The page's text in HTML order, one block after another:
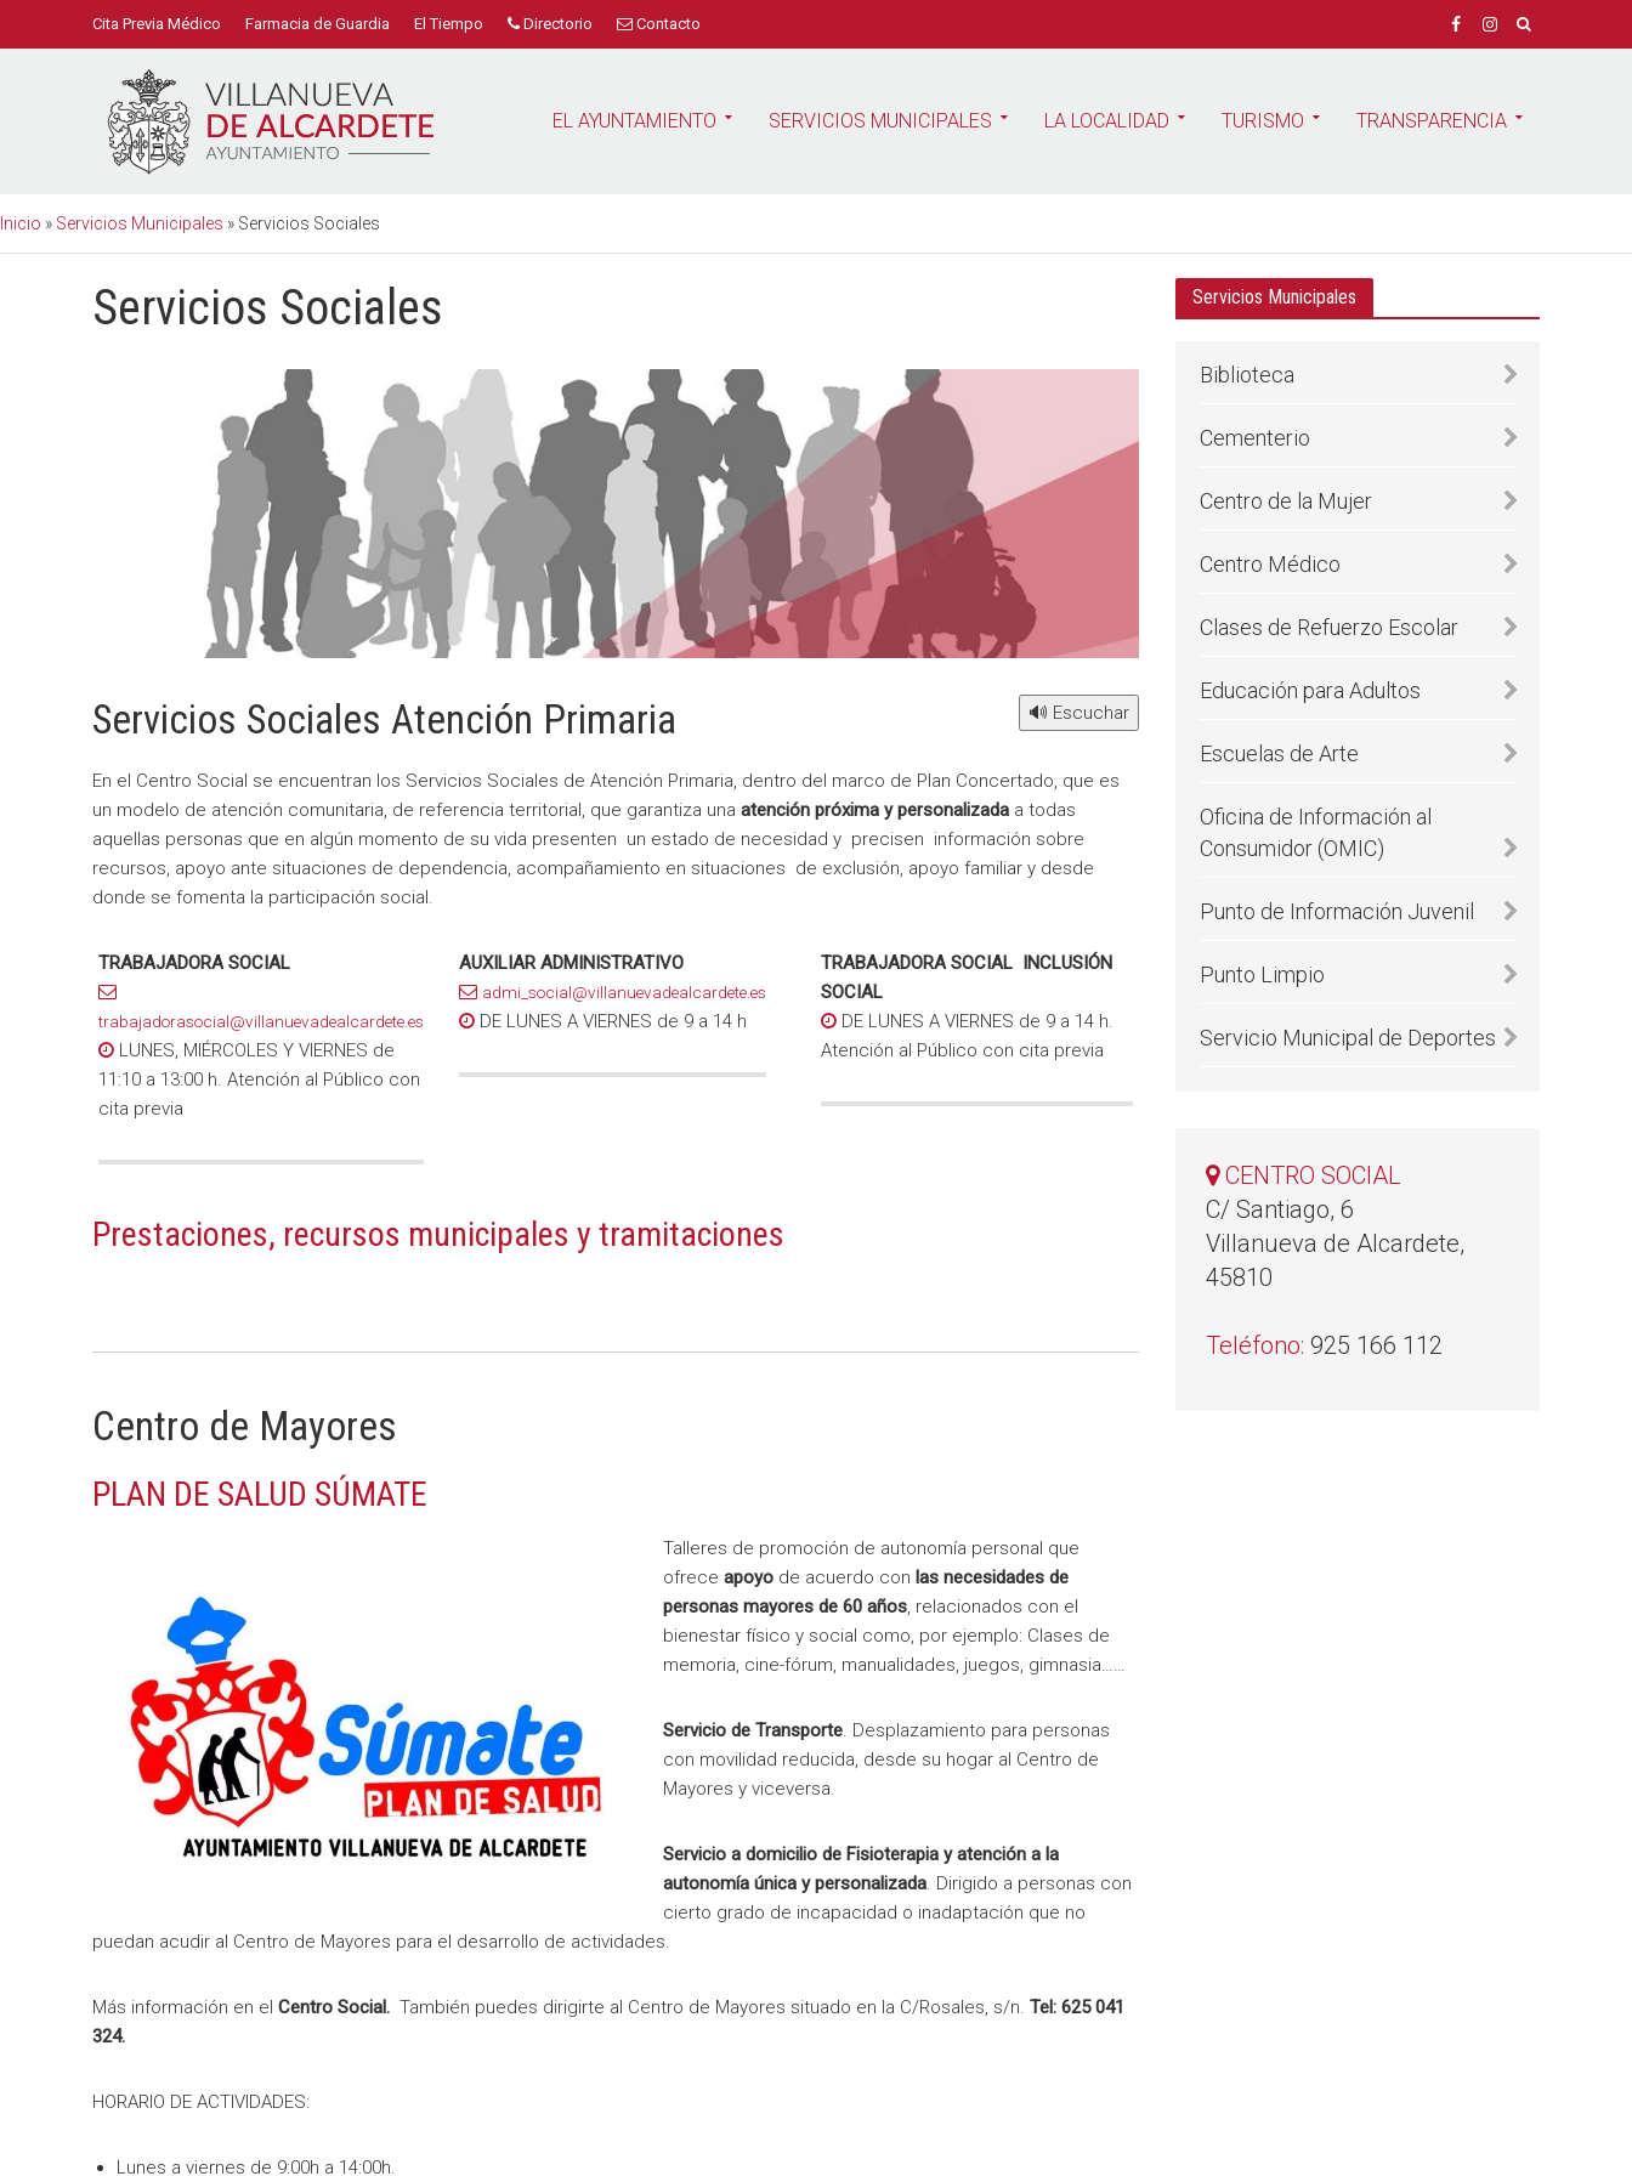
Cita Previa Médico Farmacia de Guardia El Tiempo Directorio Contacto
EL AYUNTAMIENTO SERVICIOS MUNICIPALES LA LOCALIDAD TURISMO TRANSPARENCIA
Inicio » Servicios Municipales » Servicios Sociales
Servicios Sociales
🔊 Escuchar
Servicios Sociales Atención Primaria
En el Centro Social se encuentran los Servicios Sociales de Atención Primaria, dentro del marco de Plan Concertado, que es
un modelo de atención comunitaria, de referencia territorial, que garantiza una atención próxima y personalizadaa todas
aquellas personas que en algún momento de su vida presenten un estado de necesidad y precisen información sobre
recursos, apoyo ante situaciones de dependencia, acompañamiento en situaciones de exclusión, apoyo familiar y desde
donde se fomenta la participación social.
TRABAJADORA SOCIAL
trabajadorasocial@villanuevadealcardete.es
LUNES, MIÉRCOLES Y VIERNES de
11:10 a 13:00 h. Atención al Público con
cita previa
AUXILIAR ADMINISTRATIVO
admi_social@villanuevadealcardete.es
DE LUNES A VIERNES de 9 a 14 h
TRABAJADORA SOCIAL INCLUSIÓN
SOCIAL
DE LUNES A VIERNES de 9 a 14 h.
Atención al Público con cita previa
Prestaciones, recursos municipales y tramitaciones
Centro de Mayores
PLAN DE SALUD SÚMATE
Talleres de promoción de autonomía personal que
ofrece apoyode acuerdo con las necesidades de
personas mayores de 60 años, relacionados con el
bienestar físico y social como, por ejemplo: Clases de
memoria, cine-fórum, manualidades, juegos, gimnasia……
Servicio de Transporte. Desplazamiento para personas
con movilidad reducida, desde su hogar al Centro de
Mayores y viceversa.
Servicio a domicilio de Fisioterapia y atención a la
autonomía única y personalizada. Dirigido a personas con
cierto grado de incapacidad o inadaptación que no
puedan acudir al Centro de Mayores para el desarrollo de actividades.
Más información en el Centro Social. También puedes dirigirte al Centro de Mayores situado en la C/Rosales, s/n. Tel: 625 041
324.
HORARIO DE ACTIVIDADES:
Lunes a viernes de 9:00h a 14:00h.
Servicios Municipales
Biblioteca
Cementerio
Centro de la Mujer
Centro Médico
Clases de Refuerzo Escolar
Educación para Adultos
Escuelas de Arte
Oficina de Información al
Consumidor (OMIC)
Punto de Información Juvenil
Punto Limpio
Servicio Municipal de Deportes
CENTRO SOCIAL
C/ Santiago, 6
Villanueva de Alcardete,
45810
Teléfono: 925 166 112